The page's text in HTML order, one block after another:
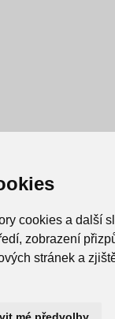
cookies a další
zobrazení
stránek a